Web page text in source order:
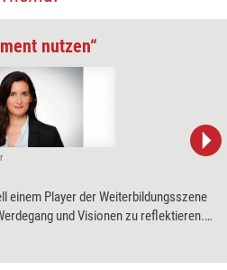
nutzen“
einem Player der Weiterbildungsszene
und Visionen zu ­reflektieren.